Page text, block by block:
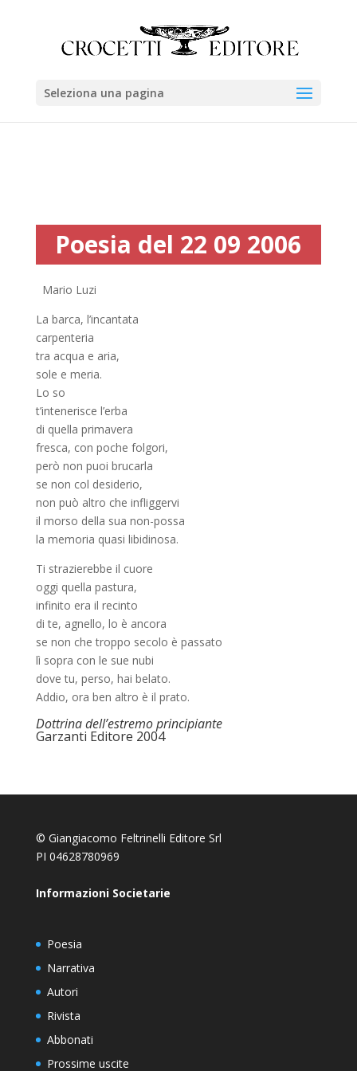
Seleziona una pagina
Poesia del 22 09 2006
Mario Luzi
La barca, l’incantata
carpenteria
tra acqua e aria,
sole e meria.
Lo so
t’intenerisce l’erba
di quella primavera
fresca, con poche folgori,
però non puoi brucarla
se non col desiderio,
non può altro che infliggervi
il morso della sua non-possa
la memoria quasi libidinosa.
Ti strazierebbe il cuore
oggi quella pastura,
infinito era il recinto
di te, agnello, lo è ancora
se non che troppo secolo è passato
lì sopra con le sue nubi
dove tu, perso, hai belato.
Addio, ora ben altro è il prato.
Dottrina dell’estremo principiante
Garzanti Editore 2004
© Giangiacomo Feltrinelli Editore Srl
PI 04628780969
Informazioni Societarie
Poesia
Narrativa
Autori
Rivista
Abbonati
Prossime uscite